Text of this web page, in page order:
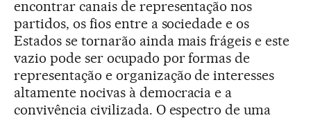
encontrar canais de representação nos
partidos, os fios entre a sociedade e os
Estados se tornarão ainda mais frágeis e este
vazio pode ser ocupado por formas de
representação e organização de interesses
altamente nocivas à democracia e a
convivência civilizada. O espectro de uma